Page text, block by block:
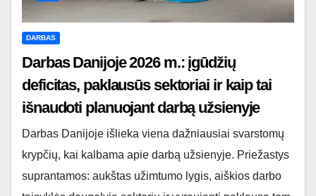
DARBAS
Darbas Danijoje 2026 m.: įgūdžių
deficitas, paklausūs sektoriai ir kaip tai
išnaudoti planuojant darbą užsienyje
Darbas Danijoje išlieka viena dažniausiai svarstomų
krypčių, kai kalbama apie darbą užsienyje. Priežastys
suprantamos: aukštas užimtumo lygis, aiškios darbo